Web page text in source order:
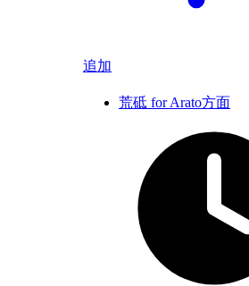
追加
荒砥 for Arato方面